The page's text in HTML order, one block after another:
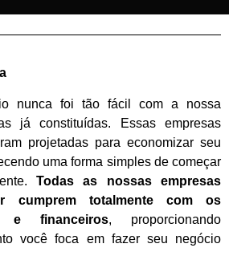
nunca foi tão fácil com a nossa
já constituídas. Essas empresas
projetadas para economizar seu
uma forma simples de começar
Todas as nossas empresas
cumprem totalmente com os
e financeiros, proporcionando
você foca em fazer seu negócio